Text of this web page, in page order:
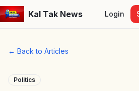
Kal Tak News Login
← Back to Articles
Politics